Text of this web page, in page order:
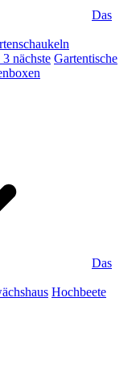
Das
3 nächste Gartentische
Das
Hochbeete